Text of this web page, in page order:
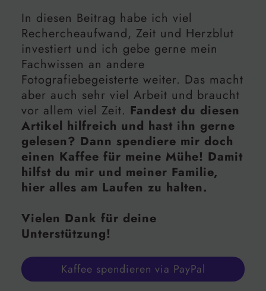
In diesen Beitrag habe ich viel
Rechercheaufwand, Zeit und Herzblut
investiert und ich gebe gerne mein
Fachwissen an andere
Fotografiebegeisterte weiter. Das macht
aber auch sehr viel Arbeit und braucht
vor allem viel Zeit. Fandest du diesen
Artikel hilfreich und hast ihn gerne
gelesen? Dann spendiere mir doch
einen Kaffee für meine Mühe! Damit
hilfst du mir und meiner Familie,
hier alles am Laufen zu halten.
Vielen Dank für deine
Unterstützung!
Kaffee spendieren via PayPal